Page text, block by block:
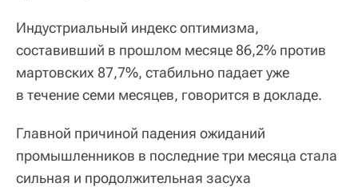
Индустриальный индекс оптимизма,
составивший в прошлом месяце 86,2% против
мартовских 87,7%, стабильно падает уже
в течение семи месяцев, говорится в докладе.
Главной причиной падения ожиданий
промышленников в последние три месяца стала
сильная и продолжительная засуха